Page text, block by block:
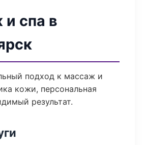
спа в
подход к массаж и
кожи, персональная
результат.